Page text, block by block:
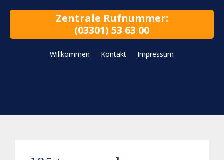
Zentrale Rufnummer:
(03301) 53 63 00
Willkommen Kontakt Impressum